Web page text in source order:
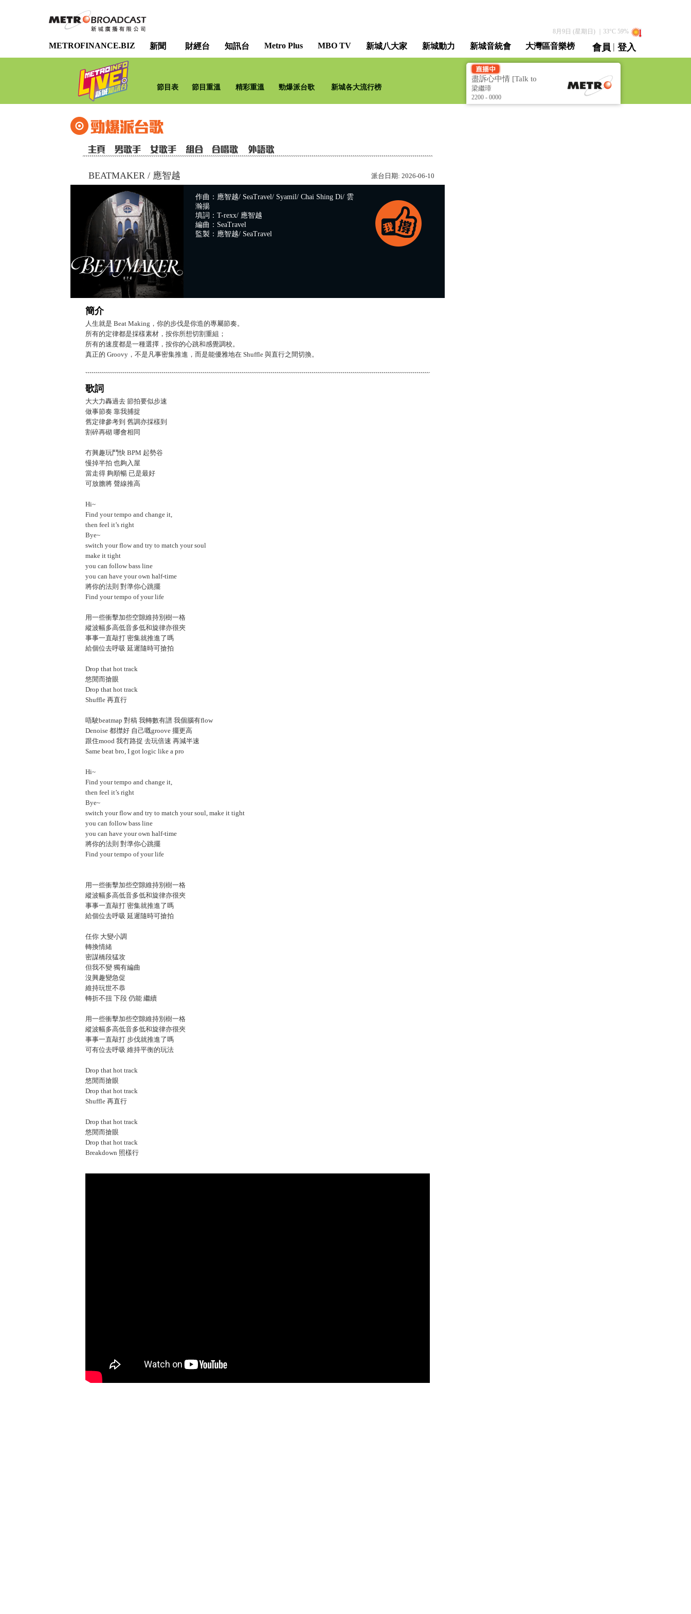
8月9日 (星期日)｜ 33°C 59%
METROFINANCE.BIZ 新聞 財經台 知訊台 Metro Plus MBO TV 新城八大家 新城動力 新城音統會 大灣區音樂榜 會員 | 登入
直播 / 重溫
節目表 節目重溫 精彩重溫 勁爆派台歌 新城各大流行榜
盡訴心中情 [Talk to
Me]
梁繼璋
2200 - 0000
BEATMAKER / 應智越 派台日期: 2026-06-10
作曲：應智越/ SeaTravel/ Syamil/ Chai Shing Di/ 雲
瀚揚
填詞：T-rexx/ 應智越
編曲：SeaTravel
監製：應智越/ SeaTravel
簡介
人生就是 Beat Making，你的步伐是你造的專屬節奏。
所有的定律都是採樣素材，按你所想切割重組；
所有的速度都是一種選擇，按你的心跳和感覺調校。
真正的 Groovy，不是凡事密集推進，而是能優雅地在 Shuffle 與直行之間切換。
歌詞
大大力轟過去 節拍要似步速
做事節奏 靠我捕捉
舊定律參考到 舊調亦採樣到
割碎再砌 哪會相同
冇興趣玩鬥快 BPM 起勢谷
慢掉半拍 也夠入屋
當走得 夠順暢 已是最好
可放膽將 聲線推高
Hi~
Find your tempo and change it,
then feel it’s right
Bye~
switch your flow and try to match your soul
make it tight
you can follow bass line
you can have your own half-time
將你的法則 對準你心跳擺
Find your tempo of your life
用一些衝擊加些空隙維持別樹一格
縱波幅多高低音多低和旋律亦很夾
事事一直敲打 密集就推進了嗎
給個位去呼吸 延遲隨時可搶拍
Drop that hot track
悠閒而搶眼
Drop that hot track
Shuffle 再直行
唔駛beatmap 對稿 我轉數有譜 我個腦有flow
Denoise 都㩒好 自己嘅groove 擺更高
跟住mood 我冇路捉 去玩倍速 再減半速
Same beat bro, I got logic like a pro
Hi~
Find your tempo and change it,
then feel it’s right
Bye~
switch your flow and try to match your soul, make it tight
you can follow bass line
you can have your own half-time
將你的法則 對準你心跳擺
Find your tempo of your life
用一些衝擊加些空隙維持別樹一格
縱波幅多高低音多低和旋律亦很夾
事事一直敲打 密集就推進了嗎
給個位去呼吸 延遲隨時可搶拍
任你 大變小調
轉換情緒
密謀橋段猛攻
但我不變 獨有編曲
沒興趣變急促
維持玩世不恭
轉折不扭 下段 仍能 繼續
用一些衝擊加些空隙維持別樹一格
縱波幅多高低音多低和旋律亦很夾
事事一直敲打 步伐就推進了嗎
可有位去呼吸 維持平衡的玩法
Drop that hot track
悠閒而搶眼
Drop that hot track
Shuffle 再直行
Drop that hot track
悠閒而搶眼
Drop that hot track
Breakdown 照樣行